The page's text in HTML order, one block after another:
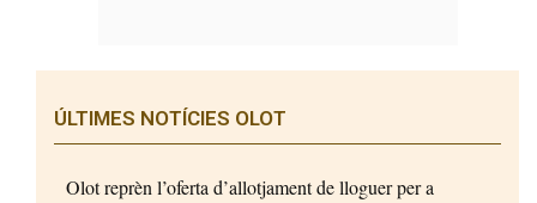
ÚLTIMES NOTÍCIES OLOT
Olot reprèn l’oferta d’allotjament de lloguer per a